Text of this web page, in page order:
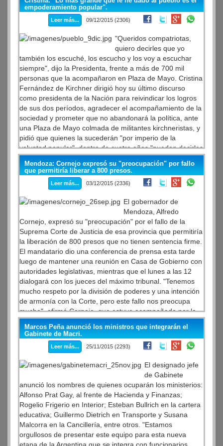
empoderamiento popular".
Leer más... 09/12/2015 (2306)
"Queridos compatriotas,
quiero decirles que yo
también los escuché, los escucho y los voy a escuchar
siempre", dijo la Presidenta, frente a más de 700 mil
personas que la acompañaron en Plaza de Mayo. Cristina
Fernández de Kirchner dirigió hoy su último discurso
como presidenta de la Nación para reivindicar los logros
de sus dos períodos, agradecer el acompañamiento de la
sociedad y prometer que no abandonará la política, ante
una Plaza de Mayo colmada de militantes kirchneristas, y
pidió que quienes la sucederán "por imperio de la
voluntad popular", dentro de cuatro años "puedan decirles
a todos los argentinos que también pueden mirarlos a los
ojos".
Mendoza: Cornejo expresó su "preocupación" por fallo
que permitiría liberar a 800 presos.
Leer más... 03/12/2015 (2336)
El gobernador de
Mendoza, Alfredo
Cornejo, expresó su "preocupación" por el fallo de la
Suprema Corte de Justicia de esa provincia que permitiría
la liberación de 800 presos que no tienen sentencia firme.
El mandatario dio una conferencia de prensa esta tarde
luego de mantener una reunión en Casa de Gobierno con
autoridades legislativas, mientras que el lunes a las 12
dialogará con los jueces del máximo tribunal. "Tenemos
mucho respeto por la división de poderes y una intención
de armonía con la Corte, pero este fallo nos preocupa
mucho", afirmó Cornejo, que estuvo acompañado por la
vicegobernadora Laura Montero; el ministro de
Seguridad, Gianni Vennier, y el jefe de la Policía de
Mendoza, Roberto Munives, entre otros.
Marcos Peña anunció los ministros que integrarán el
Gabinete de Macri.
Leer más... 25/11/2015 (2293)
El designado jefe
de Gabinete
anunció los nombres de quienes ocuparán los ministerios:
Alfonso Prat Gay, al frente de Hacienda y Finanzas;
Rogelio Frigerio en Interior; Esteban Bullrich en la cartera
educativa; Guillermo Dietrich en Transporte y Susana
Malcorra en la Cancillería, entre otros. "Estamos
orgullosos de presentar este equipo para esta nueva